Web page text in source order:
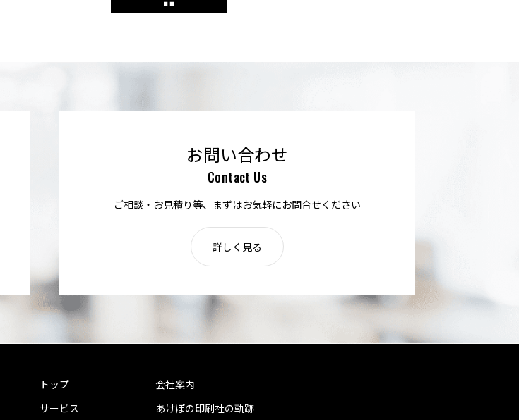
お問い合わせ
Contact Us
ご相談・お見積り等、まずはお気軽にお問合せください
詳しく見る
トップ
サービス
会社案内
あけぼの印刷社の軌跡